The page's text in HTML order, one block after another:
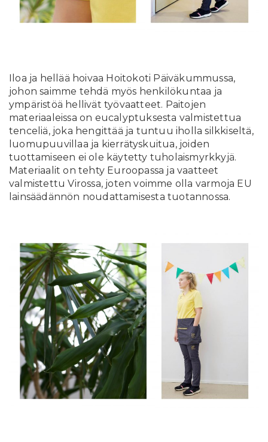
Iloa ja hellää hoivaa Hoitokoti Päiväkummussa,
johon saimme tehdä myös henkilökuntaa ja
ympäristöä hellivät työvaatteet. Paitojen
materiaaleissa on eucalyptuksesta valmistettua
tenceliä, joka hengittää ja tuntuu iholla silkkiseltä,
luomupuuvillaa ja kierrätyskuitua, joiden
tuottamiseen ei ole käytetty tuholaismyrkkyjä.
Materiaalit on tehty Euroopassa ja vaatteet
valmistettu Virossa, joten voimme olla varmoja EU
lainsäädännön noudattamisesta tuotannossa.